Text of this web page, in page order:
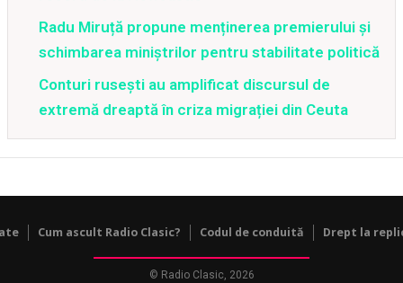
Radu Miruță propune menținerea premierului și
schimbarea miniștrilor pentru stabilitate politică
Conturi rusești au amplificat discursul de
extremă dreaptă în criza migrației din Ceuta
Cum ascult Radio Clasic? Codul de conduită Drept la
© Radio Clasic, 2026